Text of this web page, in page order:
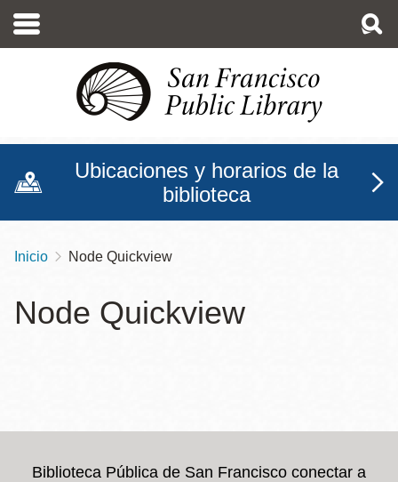
contenido
Ubicaciones y horarios de la
biblioteca
Sobrescribir
de
navegación
Inicio Node Quickview
Node Quickview
Biblioteca Pública de San Francisco conectar a